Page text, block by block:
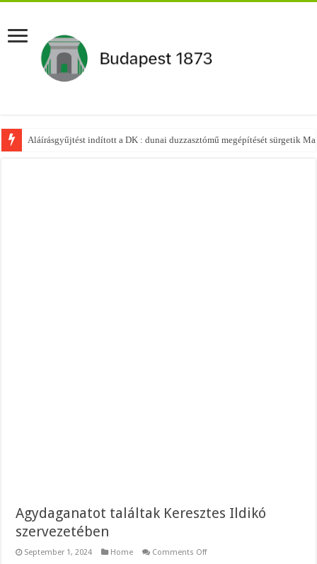
Aláírásgyűjtést indított a DK : dunai duzzasztómű megépítését sürgetik
Agydaganatot találtak Keresztes Ildikó
szervezetében
September 1, 2024 Home Comments Offon